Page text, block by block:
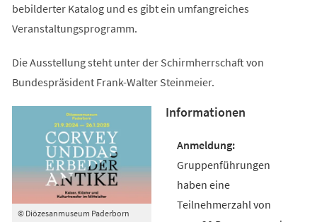
bebilderter Katalog und es gibt ein umfangreiches
Veranstaltungsprogramm.
Die Ausstellung steht unter der Schirmherrschaft von
Bundespräsident Frank-Walter Steinmeier.
© Diözesanmuseum Paderborn
Informationen
Gruppenführungen
haben eine
Teilnehmerzahl von